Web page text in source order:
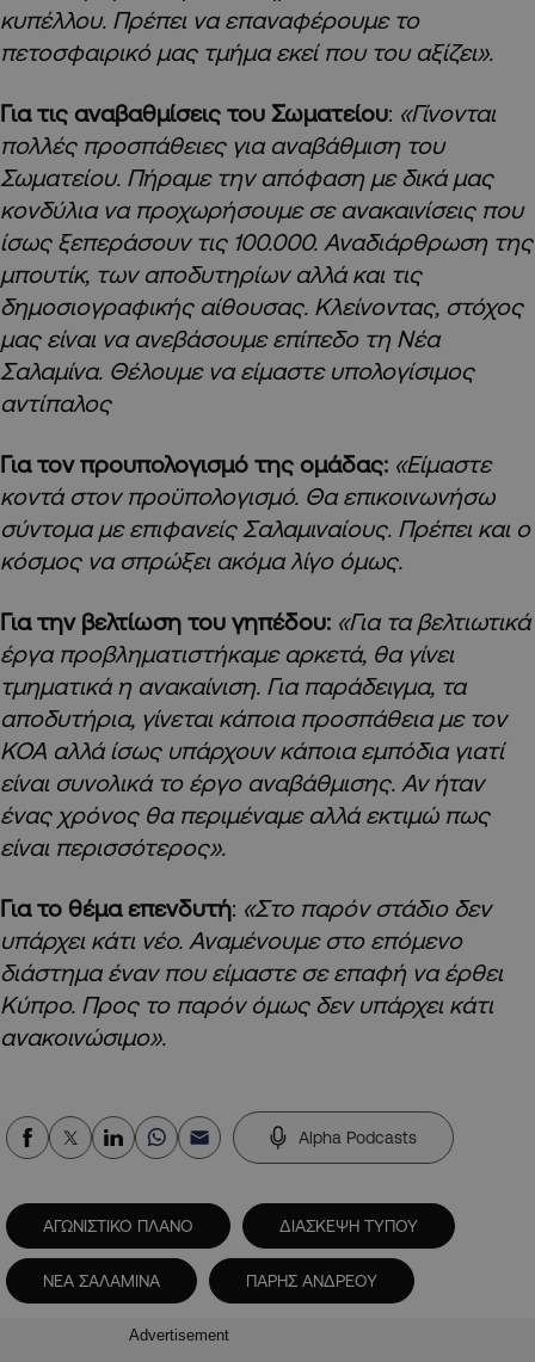
κυπέλλου. Πρέπει να επαναφέρουμε το
πετοσφαιρικό μας τμήμα εκεί που του αξίζει».
Για τις αναβαθμίσεις του Σωματείου: «Γίνονται
πολλές προσπάθειες για αναβάθμιση του
Σωματείου. Πήραμε την απόφαση με δικά μας
κονδύλια να προχωρήσουμε σε ανακαινίσεις που
ίσως ξεπεράσουν τις 100.000. Αναδιάρθρωση της
μπουτίκ, των αποδυτηρίων αλλά και τις
δημοσιογραφικής αίθουσας. Κλείνοντας, στόχος
μας είναι να ανεβάσουμε επίπεδο τη Νέα
Σαλαμίνα. Θέλουμε να είμαστε υπολογίσιμος
αντίπαλος
Για τον προυπολογισμό της ομάδας: «Είμαστε
κοντά στον προϋπολογισμό. Θα επικοινωνήσω
σύντομα με επιφανείς Σαλαμιναίους. Πρέπει και ο
κόσμος να σπρώξει ακόμα λίγο όμως.
Για την βελτίωση του γηπέδου: «Για τα βελτιωτικά
έργα προβληματιστήκαμε αρκετά, θα γίνει
τμηματικά η ανακαίνιση. Για παράδειγμα, τα
αποδυτήρια, γίνεται κάποια προσπάθεια με τον
ΚΟΑ αλλά ίσως υπάρχουν κάποια εμπόδια γιατί
είναι συνολικά το έργο αναβάθμισης. Αν ήταν
ένας χρόνος θα περιμέναμε αλλά εκτιμώ πως
είναι περισσότερος».
Για το θέμα επενδυτή: «Στο παρόν στάδιο δεν
υπάρχει κάτι νέο. Αναμένουμε στο επόμενο
διάστημα έναν που είμαστε σε επαφή να έρθει
Κύπρο. Προς το παρόν όμως δεν υπάρχει κάτι
ανακοινώσιμο».
Alpha Podcasts
ΑΓΩΝΙΣΤΙΚΟ ΠΛΑΝΟ ΔΙΑΣΚΕΨΗ ΤΥΠΟΥ
ΝΕΑ ΣΑΛΑΜΙΝΑ ΠΑΡΗΣ ΑΝΔΡΕΟΥ
Advertisement